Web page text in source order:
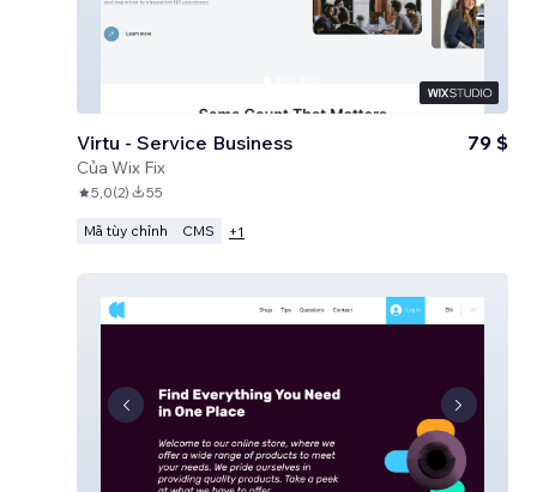
Virtu - Service Business
Của Wix Fix
79 $
5,0(2) 55
Mã tùy chỉnh CMS +1